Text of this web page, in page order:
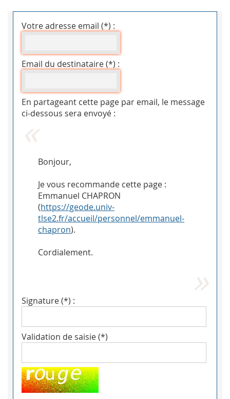
Votre adresse email (*) :
Email du destinataire (*) :
En partageant cette page par email, le message
ci-dessous sera envoyé :
Bonjour,
Je vous recommande cette page :
Emmanuel CHAPRON
(https://geode.univ-
tlse2.fr/accueil/personnel/emmanuel-
chapron).
Cordialement.
Signature (*) :
Validation de saisie (*)